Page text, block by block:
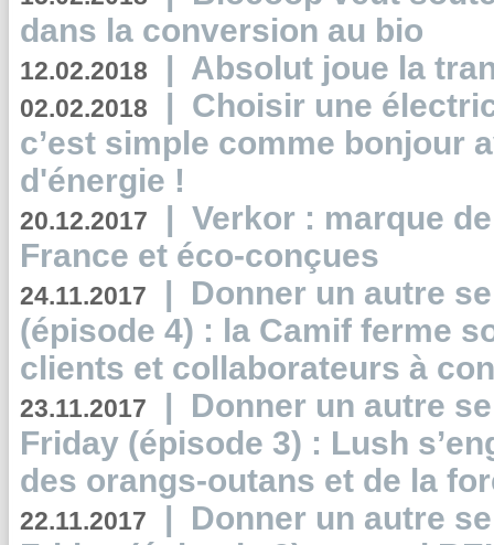
dans la conversion au bio
12.02.2018 | Absolut joue la
02.02.2018 | Choisir une
c’est simple comme bonjour
d'énergie !
20.12.2017 | Verkor : marque
France et éco-conçues
24.11.2017 | Donner un autre
(épisode 4) : la Camif ferme
clients et collaborateurs à
23.11.2017 | Donner un autre
Friday (épisode 3) : Lush
des orangs-outans et de la
22.11.2017 | Donner un autre